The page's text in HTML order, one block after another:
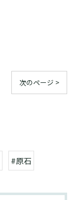
次のページ >
#原石